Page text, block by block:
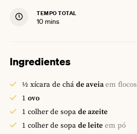
TEMPO TOTAL
10minutes
mins
Ingredientes
½ xícara de chá de aveiaem flocos
1 ovo
1 colher de sopa de azeite
1 colher de sopa de leite em pó